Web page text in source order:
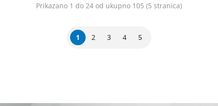
Prikazano 1 do 24 od ukupno 105 (5 stranica)
1 2 3 4 5